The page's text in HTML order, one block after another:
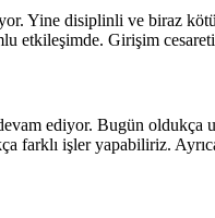
Yine disiplinli ve biraz
etkileşimde. Girişim
ediyor. Bugün oldukça
farklı işler yapabiliriz.